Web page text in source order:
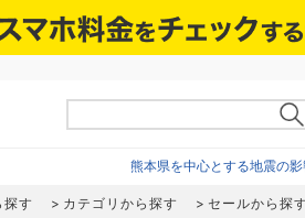
熊本県を中心とする地震の
探す カテゴリから探す セールから探